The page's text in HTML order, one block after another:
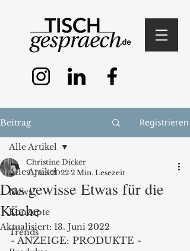
Beitrag Registrieren
Alle Artikel
News
Konzepte
Trends
Alle Artikel
Das gewisse Etwas für die
Küche
Christine Dicker
9. Juni 2022 2 Min. Lesezeit
Aktualisiert: 13. Juni 2022
- ANZEIGE: PRODUKTE -